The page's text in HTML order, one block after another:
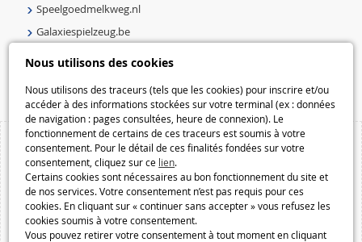
Nous utilisons des cookies
Nous utilisons des traceurs (tels que les cookies) pour inscrire et/ou
accéder à des informations stockées sur votre terminal (ex : données
de navigation : pages consultées, heure de connexion). Le
fonctionnement de certains de ces traceurs est soumis à votre
consentement. Pour le détail de ces finalités fondées sur votre
consentement, cliquez sur ce lien.
Certains cookies sont nécessaires au bon fonctionnement du site et
de nos services. Votre consentement n’est pas requis pour ces
cookies. En cliquant sur « continuer sans accepter » vous refusez les
cookies soumis à votre consentement.
Vous pouvez retirer votre consentement à tout moment en cliquant
Speelgoedmelkweg.nl
Galaxiespielzeug.be